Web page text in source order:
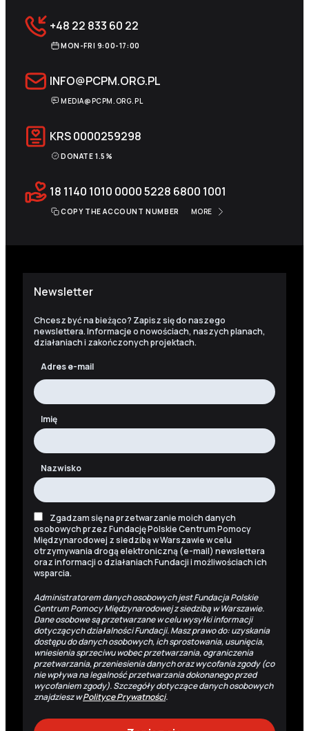
+48 22 833 60 22
MON-FRI 9:00-17:00
INFO@PCPM.ORG.PL
MEDIA@PCPM.ORG.PL
KRS0000259298
DONATE 1.5%
18 1140 1010 0000 5228 6800 1001
COPY THE ACCOUNT NUMBER MORE
Newsletter
Chcesz być na bieżąco? Zapisz się do naszego
newslettera. Informacje o nowościach, naszych planach,
działaniach i zakończonych projektach.
Adres e-mail
Imię
Nazwisko
Zgadzam się na przetwarzanie moich danych
osobowych przez Fundację Polskie Centrum Pomocy
Międzynarodowej z siedzibą w Warszawie w celu
otrzymywania drogą elektroniczną (e-mail) newslettera
oraz informacji o działaniach Fundacji i możliwościach ich
wsparcia.
Administratorem danych osobowych jest Fundacja Polskie
Centrum Pomocy Międzynarodowej z siedzibą w Warszawie.
Dane osobowe są przetwarzane w celu wysyłki informacji
dotyczących działalności Fundacji. Masz prawo do: uzyskania
dostępu do danych osobowych, ich sprostowania, usunięcia,
wniesienia sprzeciwu wobec przetwarzania, ograniczenia
przetwarzania, przeniesienia danych oraz wycofania zgody (co
nie wpływa na legalność przetwarzania dokonanego przed
wycofaniem zgody). Szczegóły dotyczące danych osobowych
znajdziesz wPolityce Prywatności.